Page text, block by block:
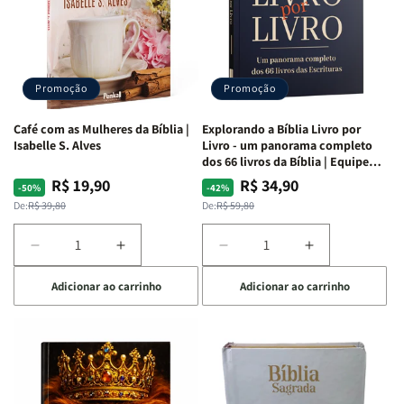
NVA
Capa
Dura
|
Preta
NVA
|
Capa
Dura
|
NVA
Capa
Dura
|
NVA
|
Capa
Dura
|
Promoção
Café com as Mulheres da Bíblia |
Isabelle S. Alves
-50%
Preço
normal
De:R$ 39,80
Preço
promocional
R$ 19,90
Diminuir
a
quantidade
de
com
Mulheres
Aumentar
a
quantidade
de
com
as
Mulheres
Adicionar ao carrinho
Promoção
Explorando a Bíblia Livro por
Livro - um panorama completo
dos 66 livros da Bíblia | Equipe
teológica Penkal
-42%
Preço
normal
De:R$ 59,80
Preço
promocional
R$ 34,90
Diminuir
a
quantidade
de
a
Bíblia
Livro
Aumentar
a
quantidade
de
a
Bíblia
Livro
Adicionar ao carrinho